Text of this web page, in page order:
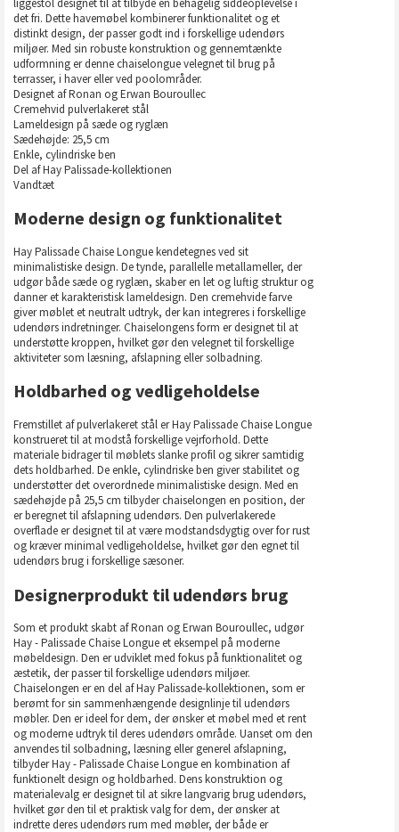
det fri. Dette havemøbel kombinerer funktionalitet og et
distinkt design, der passer godt ind i forskellige udendørs
miljøer. Med sin robuste konstruktion og gennemtænkte
udformning er denne chaiselongue velegnet til brug på
terrasser, i haver eller ved poolområder.
Designet af Ronan og Erwan Bouroullec
Cremehvid pulverlakeret stål
Lameldesign på sæde og ryglæn
Sædehøjde: 25,5 cm
Enkle, cylindriske ben
Del af Hay Palissade-kollektionen
Vandtæt
Moderne design og funktionalitet
Hay Palissade Chaise Longue kendetegnes ved sit
minimalistiske design. De tynde, parallelle metallameller, der
udgør både sæde og ryglæn, skaber en let og luftig struktur og
danner et karakteristisk lameldesign. Den cremehvide farve
giver møblet et neutralt udtryk, der kan integreres i forskellige
udendørs indretninger. Chaiselongens form er designet til at
understøtte kroppen, hvilket gør den velegnet til forskellige
aktiviteter som læsning, afslapning eller solbadning.
Holdbarhed og vedligeholdelse
Fremstillet af pulverlakeret stål er Hay Palissade Chaise Longue
konstrueret til at modstå forskellige vejrforhold. Dette
materiale bidrager til møblets slanke profil og sikrer samtidig
dets holdbarhed. De enkle, cylindriske ben giver stabilitet og
understøtter det overordnede minimalistiske design. Med en
sædehøjde på 25,5 cm tilbyder chaiselongen en position, der
er beregnet til afslapning udendørs. Den pulverlakerede
overflade er designet til at være modstandsdygtig over for rust
og kræver minimal vedligeholdelse, hvilket gør den egnet til
udendørs brug i forskellige sæsoner.
Designerprodukt til udendørs brug
Som et produkt skabt af Ronan og Erwan Bouroullec, udgør
Hay - Palissade Chaise Longue et eksempel på moderne
møbeldesign. Den er udviklet med fokus på funktionalitet og
æstetik, der passer til forskellige udendørs miljøer.
Chaiselongen er en del af Hay Palissade-kollektionen, som er
berømt for sin sammenhængende designlinje til udendørs
møbler. Den er ideel for dem, der ønsker et møbel med et rent
og moderne udtryk til deres udendørs område. Uanset om den
anvendes til solbadning, læsning eller generel afslapning,
tilbyder Hay - Palissade Chaise Longue en kombination af
funktionelt design og holdbarhed. Dens konstruktion og
materialevalg er designet til at sikre langvarig brug udendørs,
hvilket gør den til et praktisk valg for dem, der ønsker at
indrette deres udendørs rum med møbler, der både er